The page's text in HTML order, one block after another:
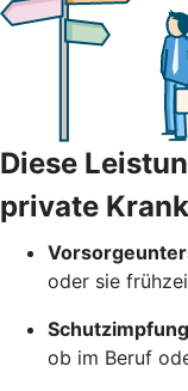
Diese
private
oder sie
ob im Beruf